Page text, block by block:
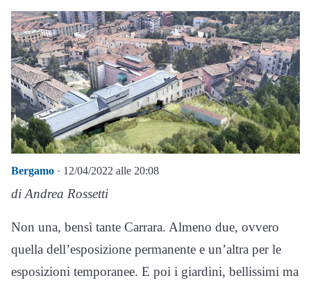
Bergamo · 12/04/2022 alle 20:08
di Andrea Rossetti
Non una, bensì tante Carrara. Almeno due, ovvero
quella dell’esposizione permanente e un’altra per le
esposizioni temporanee. E poi i giardini, bellissimi ma